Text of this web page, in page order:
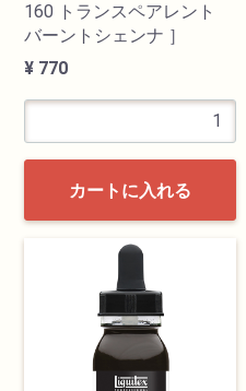
160 トランスペアレント
バーントシェンナ ］
¥ 770
カートに入れる